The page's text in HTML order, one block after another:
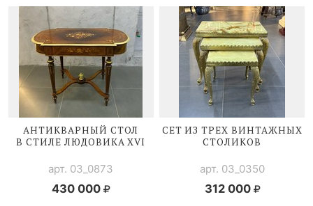
АНТИКВАРНЫЙ СТОЛ
В СТИЛЕ ЛЮДОВИКА XVI
арт. 03_0873
430 000
СЕТ ИЗ ТРЕХ ВИНТАЖНЫХ
СТОЛИКОВ
арт. 03_0350
312 000